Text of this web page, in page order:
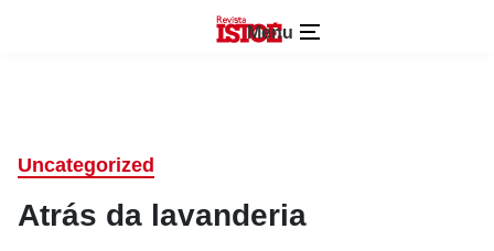
Menu
Uncategorized
Atrás da lavanderia